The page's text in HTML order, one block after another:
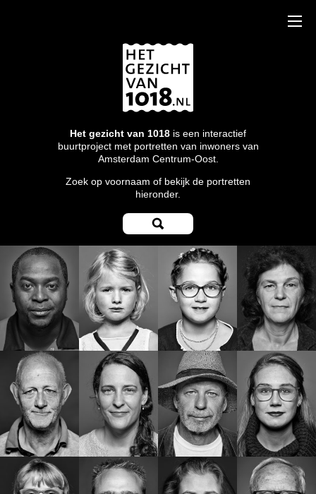
Het gezicht van 1018 is een interactief
buurtproject met portretten van inwoners van
Amsterdam Centrum-Oost.
Zoek op voornaam of bekijk de portretten
hieronder.